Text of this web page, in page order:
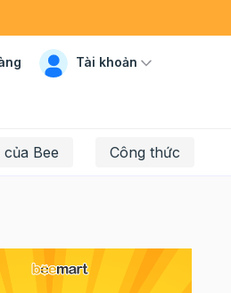
Tài khoản
Bee Công thức